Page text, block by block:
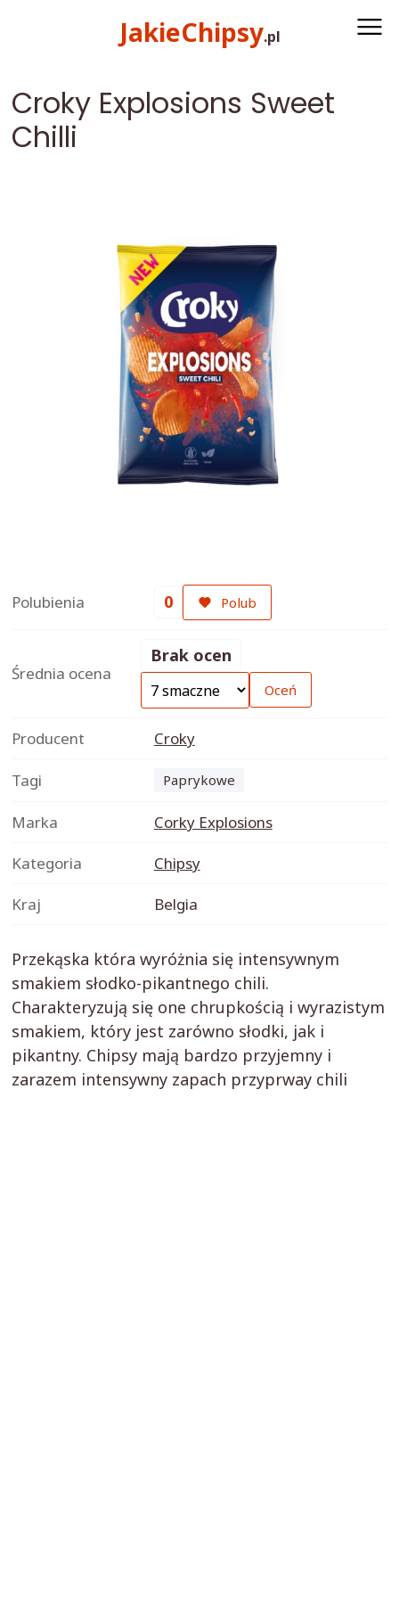
JakieChipsy.pl
Croky Explosions Sweet
Chilli
Polubienia 0 Polub
Średnia ocena
Brak ocen
Oceń
Producent Croky
Tagi Paprykowe
Marka
Corky Explosions
Kategoria
Chipsy
Kraj
Belgia
Przekąska która wyróżnia się intensywnym
smakiem słodko-pikantnego chili.
Charakteryzują się one chrupkością i wyrazistym
smakiem, który jest zarówno słodki, jak i
pikantny. Chipsy mają bardzo przyjemny i
zarazem intensywny zapach przyprway chili